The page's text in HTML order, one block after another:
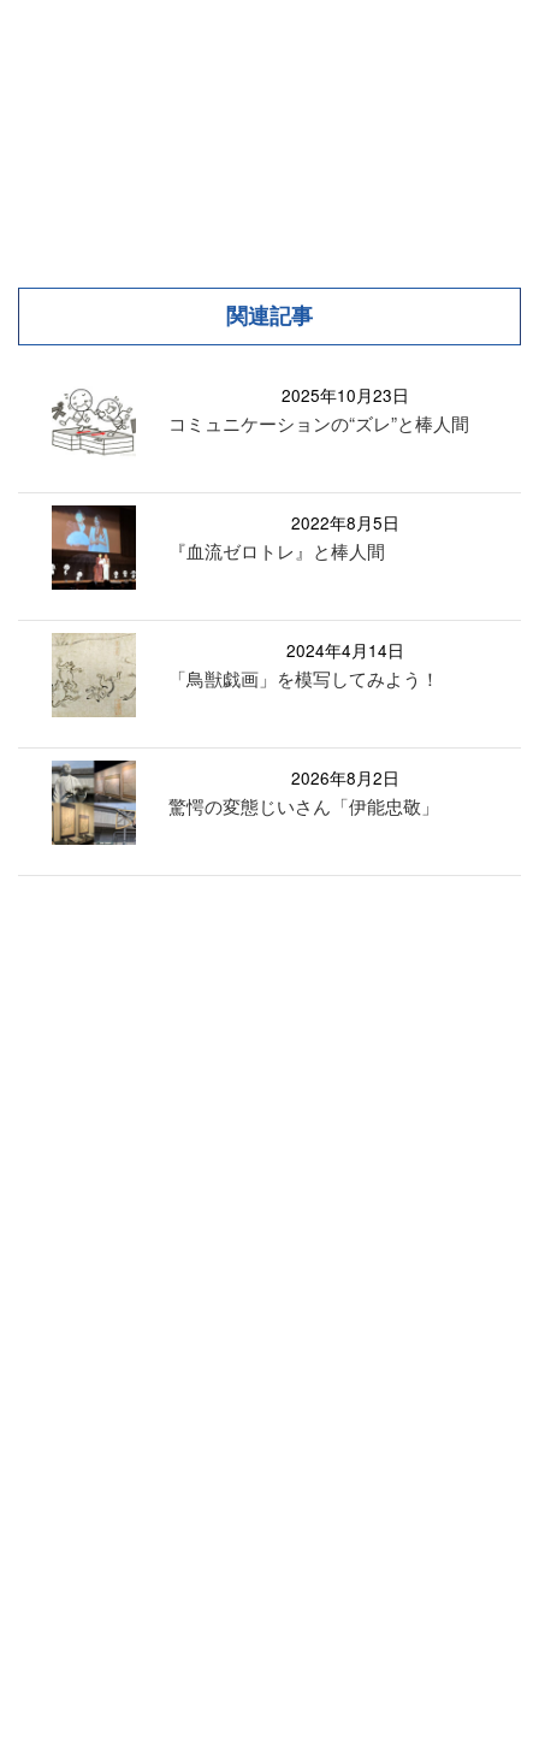
関連記事
2025年10月23日
コミュニケーションの“ズレ”と棒人間
2022年8月5日
『血流ゼロトレ』と棒人間
2024年4月14日
「鳥獣戯画」を模写してみよう！
2026年8月2日
驚愕の変態じいさん「伊能忠敬」